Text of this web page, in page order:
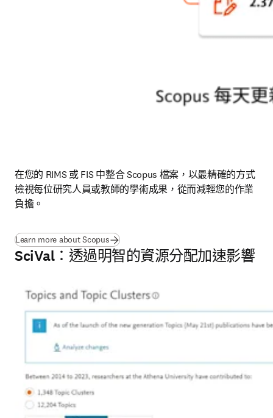
在您的 RIMS 或 FIS 中整合 Scopus 檔案，以最精確的方式
檢視每位研究人員或教師的學術成果，從而減輕您的作業
負擔。
Learn more about Scopus
SciVal：透過明智的資源分配加速影響